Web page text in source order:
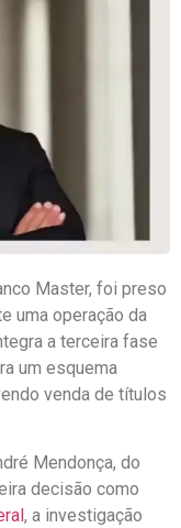
Master, foi preso
uma operação da
a terceira fase
um esquema
venda de títulos
Mendonça, do
decisão como
, a investigação